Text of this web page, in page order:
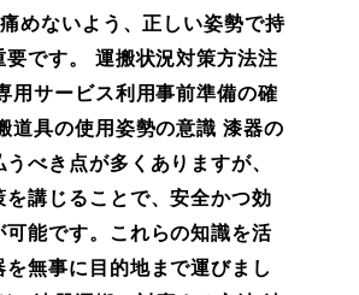
めないよう、正しい姿勢で持
要です。 運搬状況対策方法注
用サービス利用事前準備の確
道具の使用姿勢の意識 漆器の
べき点が多くありますが、
講じることで、安全かつ効
能です。これらの知識を活
無事に目的地まで運びまし